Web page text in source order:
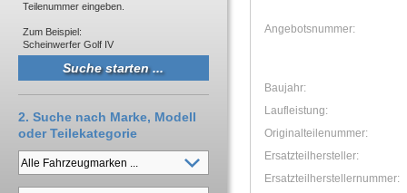
Angebotsnummer:
Baujahr:
Laufleistung:
Originalteilenummer:
Ersatzteilhersteller:
Ersatzteilherstellernummer:
Teilenummer eingeben.
Zum Beispiel:
Scheinwerfer Golf IV
2. Suche nach Marke, Modell
oder Teilekategorie